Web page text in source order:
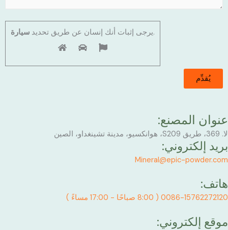
يرجى إثبات أنك إنسان عن طريق تحديد سيارة .
عنوان المصنع:
لا. 369، طريق S209، هوانكسيو، مدينة تشينغداو، الصين
بريد إلكتروني:
Mineral@epic-powder.com
هاتف:
0086-15762272120 ( 8:00 صباحًا - 17:00 مساءً )
موقع إلكتروني: